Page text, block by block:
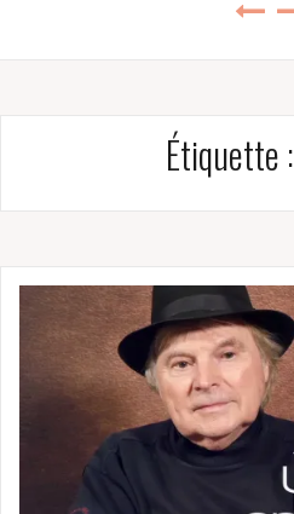
Étiquette :